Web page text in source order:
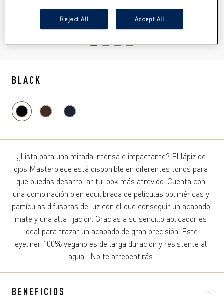
BLACK
¿Lista para una mirada intensa e impactante? El lápiz de
ojos Masterpiece está disponible en diferentes tonos para
que puedas desarrollar tu look más atrevido. Cuenta con
una combinación bien equilibrada de películas poliméricas y
partículas difusoras de luz con el que conseguir un acabado
mate y una alta fijación. Gracias a su sencillo aplicador es
ideal para trazar un acabado de gran precisión. Este
eyeliner 100% vegano es de larga duración y resistente al
agua. ¡No te arrepentirás!
BENEFICIOS
Reject All Accept All